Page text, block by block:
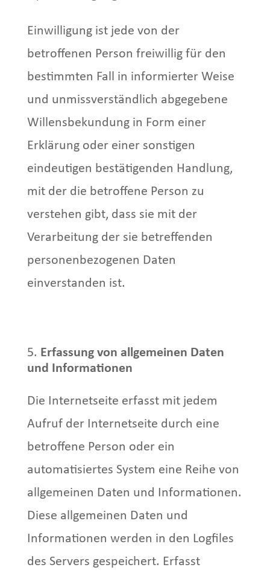
Einwilligung ist jede von der
betroffenen Person freiwillig für den
bestimmten Fall in informierter Weise
und unmissverständlich abgegebene
Willensbekundung in Form einer
Erklärung oder einer sonstigen
eindeutigen bestätigenden Handlung,
mit der die betroffene Person zu
verstehen gibt, dass sie mit der
Verarbeitung der sie betreffenden
personenbezogenen Daten
einverstanden ist.
Erfassung von allgemeinen Daten
und Informationen
Die Internetseite erfasst mit jedem
Aufruf der Internetseite durch eine
betroffene Person oder ein
automatisiertes System eine Reihe von
allgemeinen Daten und Informationen.
Diese allgemeinen Daten und
Informationen werden in den Logfiles
des Servers gespeichert. Erfasst